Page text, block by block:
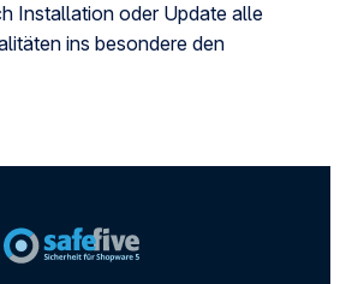
Installation oder Update alle
ins besondere den